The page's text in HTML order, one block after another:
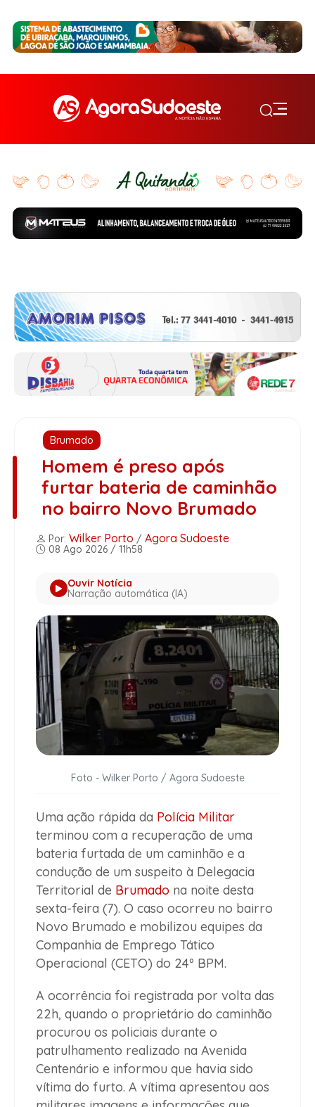
Brumado
Homem é preso após
furtar bateria de caminhão
no bairro Novo Brumado
Por: Wilker Porto / Agora Sudoeste
08 Ago 2026 / 11h58
Ouvir Notícia
Narração automática (IA)
Foto - Wilker Porto / Agora Sudoeste
Uma ação rápida da Polícia Militar
terminou com a recuperação de uma
bateria furtada de um caminhão e a
condução de um suspeito à Delegacia
Territorial de Brumado na noite desta
sexta-feira (7). O caso ocorreu no bairro
Novo Brumado e mobilizou equipes da
Companhia de Emprego Tático
Operacional (CETO) do 24º BPM.
A ocorrência foi registrada por volta das
22h, quando o proprietário do caminhão
procurou os policiais durante o
patrulhamento realizado na Avenida
Centenário e informou que havia sido
vítima do furto. A vítima apresentou aos